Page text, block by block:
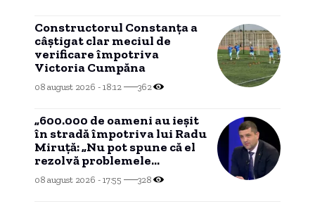
Constructorul Constanța a
câștigat clar meciul de
verificare împotriva
Victoria Cumpăna
08 august 2026 - 18:12 362
„600.000 de oameni au ieșit
în stradă împotriva lui Radu
Miruță: „Nu pot spune că el
rezolvă problemele
românilor””
08 august 2026 - 17:55 328